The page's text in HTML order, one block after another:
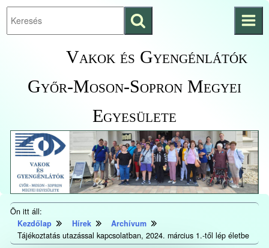
Ugrás a fő
KezdőlapraVakok és Gyengénlátók
Győr-Moson-Sopron Megyei
Egyesülete
Keresés
indítása
Ön itt áll:
Kezdőlap
Hírek
Archívum
Tájékoztatás utazással kapcsolatban, 2024. március 1.-től lép életbe